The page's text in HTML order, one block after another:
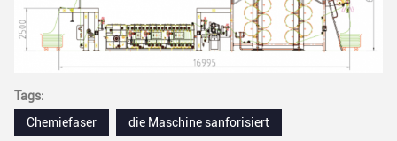
Tags:
Chemiefaser
die Maschine sanforisiert